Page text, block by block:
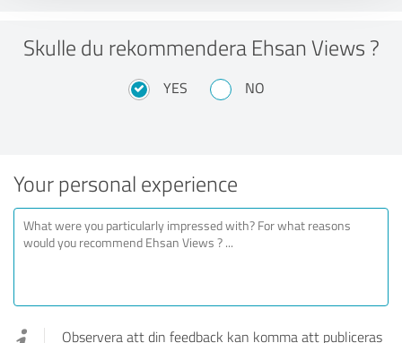
Skulle du rekommendera Ehsan Views ?
YES NO
Your personal experience
Observera att din feedback kan komma att publiceras